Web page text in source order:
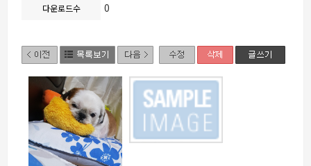
다운로드수 0